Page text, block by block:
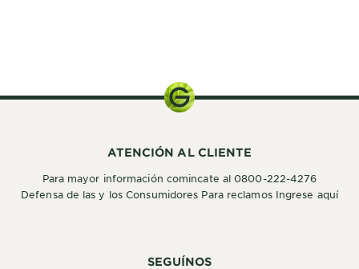
SEGUÍNOS
ATENCIÓN AL CLIENTE
Para mayor información comincate al 0800-222-4276
Defensa de las y los Consumidores Para reclamos Ingrese aquí